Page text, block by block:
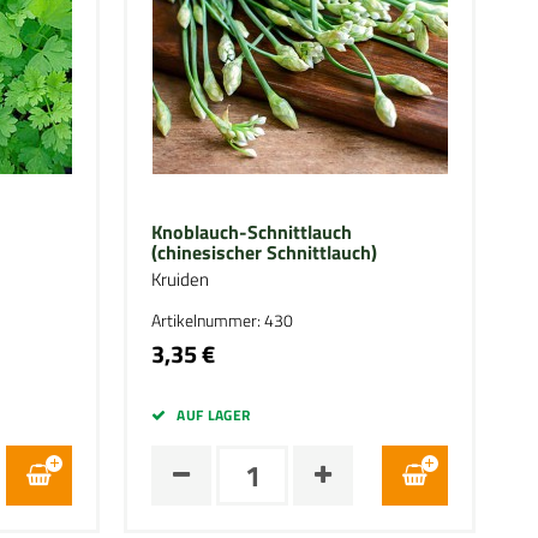
Knoblauch-Schnittlauch
(chinesischer Schnittlauch)
Kruiden
Artikelnummer: 430
3,35 €
AUF LAGER